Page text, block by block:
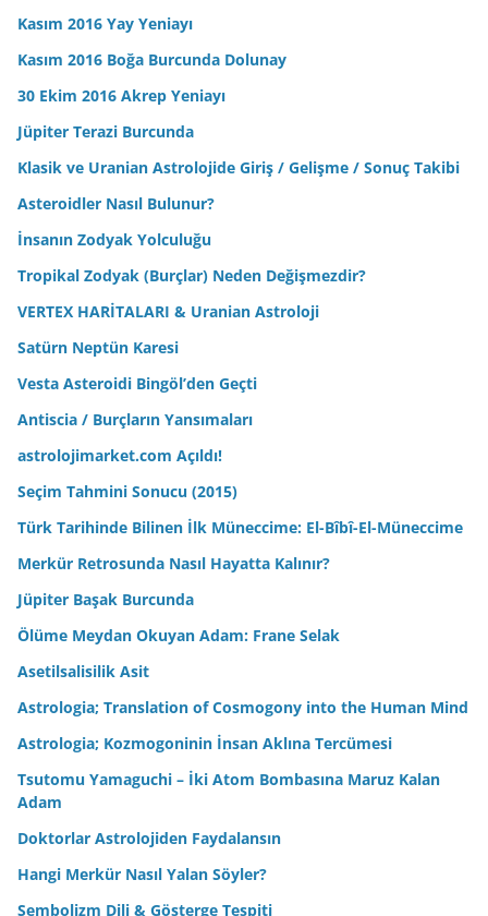
Kasım 2016 Yay Yeniayı
Kasım 2016 Boğa Burcunda Dolunay
30 Ekim 2016 Akrep Yeniayı
Jüpiter Terazi Burcunda
Klasik ve Uranian Astrolojide Giriş / Gelişme / Sonuç Takibi
Asteroidler Nasıl Bulunur?
İnsanın Zodyak Yolculuğu
Tropikal Zodyak (Burçlar) Neden Değişmezdir?
VERTEX HARİTALARI & Uranian Astroloji
Satürn Neptün Karesi
Vesta Asteroidi Bingöl’den Geçti
Antiscia / Burçların Yansımaları
astrolojimarket.com Açıldı!
Seçim Tahmini Sonucu (2015)
Türk Tarihinde Bilinen İlk Müneccime: El-Bîbî-El-Müneccime
Merkür Retrosunda Nasıl Hayatta Kalınır?
Jüpiter Başak Burcunda
Ölüme Meydan Okuyan Adam: Frane Selak
Asetilsalisilik Asit
Astrologia; Translation of Cosmogony into the Human Mind
Astrologia; Kozmogoninin İnsan Aklına Tercümesi
Tsutomu Yamaguchi – İki Atom Bombasına Maruz Kalan
Adam
Doktorlar Astrolojiden Faydalansın
Hangi Merkür Nasıl Yalan Söyler?
Sembolizm Dili & Gösterge Tespiti